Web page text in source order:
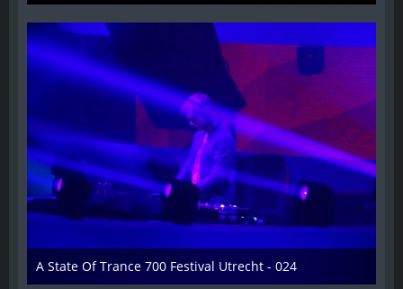
26. Februar 2015
A State Of Trance 700 Festival Utrecht - 024
26. Februar 2015